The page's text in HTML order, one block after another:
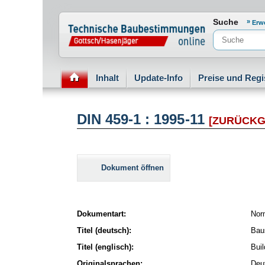
Normenportal Barrierefreiheit
Suche
Inhalt Update-Info Preise und
DIN 459-1 : 1995-11
Dokument öffnen
Dokumentart:
Titel (deutsch):
Titel (englisch):